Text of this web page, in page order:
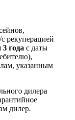
рекуперацией
3 года с даты
указанным
дилера
дилер.